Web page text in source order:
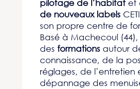
pilotage de l’habitatet
de nouveaux labels
son propre centre de
Basé à Machecoul
des formationsautour
connaissance, de la
réglages, de l’entretien
dépannage des